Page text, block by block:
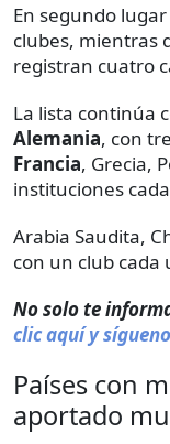
En segundo
clubes, mientras
registran cuatro
La lista continúa
Alemania, con
Francia, Grecia,
instituciones
Arabia Saudita,
con un club cada
No solo te
clic aquí y
Países con
aportado